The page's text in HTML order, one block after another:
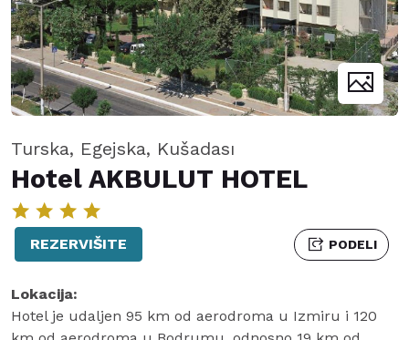
Turska, Egejska, Kušadası
Hotel AKBULUT HOTEL
REZERVIŠITE PODELI
Lokacija:
Hotel je udaljen 95 km od aerodroma u Izmiru i 120